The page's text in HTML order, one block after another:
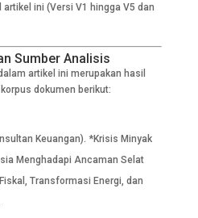
ini (Versi V1 hingga V5 dan
Sumber Analisis
artikel ini merupakan hasil
dokumen berikut:
Keuangan). *Krisis Minyak
Menghadapi Ancaman Selat
Transformasi Energi, dan